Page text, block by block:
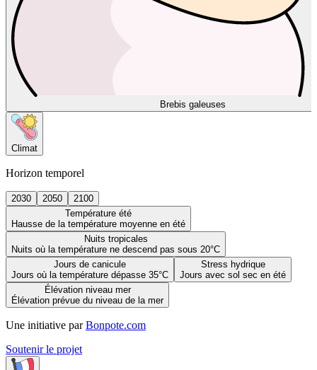
Brebis galeuses
Climat
Horizon temporel
2030 2050
2100
Température été
Hausse de la température moyenne en été
Nuits tropicales
Nuits où la température ne descend pas sous 20°C
Jours de canicule
Jours où la température dépasse 35°C
Stress hydrique
Jours avec sol sec en été
Élévation niveau mer
Élévation prévue du niveau de la mer
Une initiative par Bonpote.com
Soutenir le projet